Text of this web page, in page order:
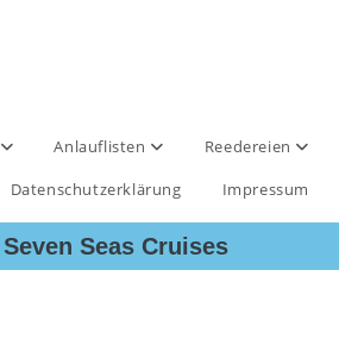
Anlauflisten
Reedereien
Datenschutzerklärung Impressum
Seas Cruises